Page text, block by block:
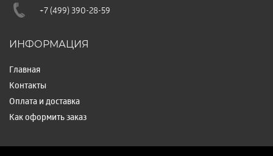
+7 (499) 390-28-59
ИНФОРМАЦИЯ
Главная
Контакты
Оплата и доставка
Как оформить заказ